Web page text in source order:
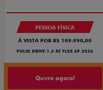
PESSOA FÍSICA
À VISTA POR R$ 109.990,00
PULSE DRIVE 1.3 AT FLEX 4P 2026
Quero agora!